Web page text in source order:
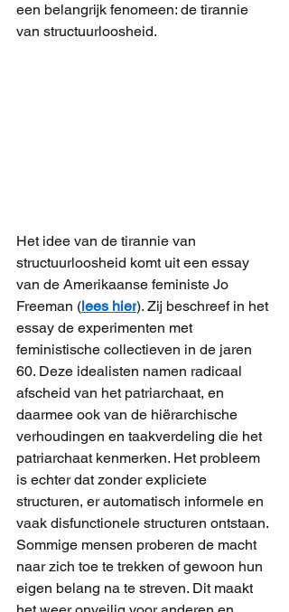
een belangrijk fenomeen: de tirannie
van structuurloosheid.
Het idee van de tirannie van
structuurloosheid komt uit een essay
van de Amerikaanse feministe Jo
Freeman (lees hier). Zij beschreef in het
essay de experimenten met
feministische collectieven in de jaren
60. Deze idealisten namen radicaal
afscheid van het patriarchaat, en
daarmee ook van de hiërarchische
verhoudingen en taakverdeling die het
patriarchaat kenmerken. Het probleem
is echter dat zonder expliciete
structuren, er automatisch informele en
vaak disfunctionele structuren ontstaan.
Sommige mensen proberen de macht
naar zich toe te trekken of gewoon hun
eigen belang na te streven. Dit maakt